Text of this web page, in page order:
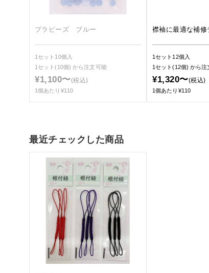
プラビーズ ブルー
1セット10個入
1セット(10個)から注文可能
¥1,100〜(税込)
1個あたり¥110
襟袖に最適な補修
1セット12個入
1セット(12個)から注
¥1,320〜(税込)
1個あたり¥110
最近チェックした商品